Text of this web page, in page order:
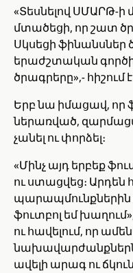
«Տեսնելով ՍՄԱՐԹ-ի
մտածեցի, որ շատ
Սկսեցի
երաժշտական
ծրագրերը»,- հիշում
Երբ նա իմացավ, որ
ներառված,
չանել ու փորձել։
«Մինչ այդ երբեք
ու ստացվեց։ Արդեն
պարապմունքներին
ֆուտբոլ եմ
ու հավելում, որ
նախավարժանքներն
ավելի արագ ու ճկուն